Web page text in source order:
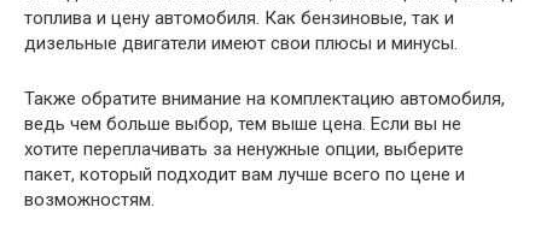
топлива и цену автомобиля. Как бензиновые, так и
дизельные двигатели имеют свои плюсы и минусы.
Также обратите внимание на комплектацию автомобиля,
ведь чем больше выбор, тем выше цена. Если вы не
хотите переплачивать за ненужные опции, выберите
пакет, который подходит вам лучше всего по цене и
возможностям.